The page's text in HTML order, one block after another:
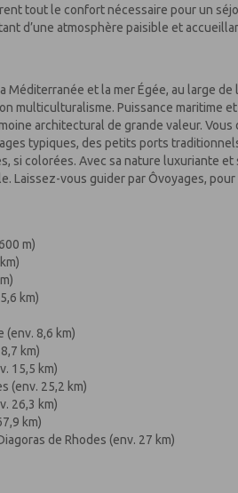
tout le confort nécessaire pour un
d’une atmosphère paisible et
Méditerranée et la mer Égée, au large
multiculturalisme. Puissance maritime
architectural de grande valeur.
typiques, des petits ports
si colorées. Avec sa nature luxuriante
Laissez-vous guider par Ôvoyages,
m)
km)
(env. 8,6 km)
km)
15,5 km)
(env. 25,2 km)
26,3 km)
km)
de Rhodes (env. 27 km)